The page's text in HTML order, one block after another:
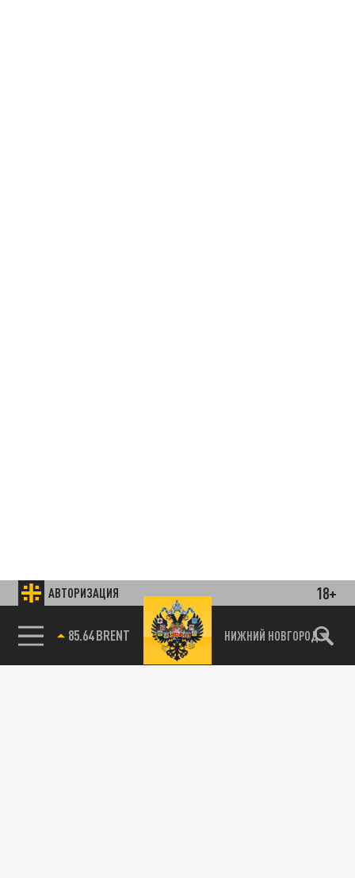
АВТОРИЗАЦИЯ 18+
85.64 BRENT НИЖНИЙ НОВГОРОД